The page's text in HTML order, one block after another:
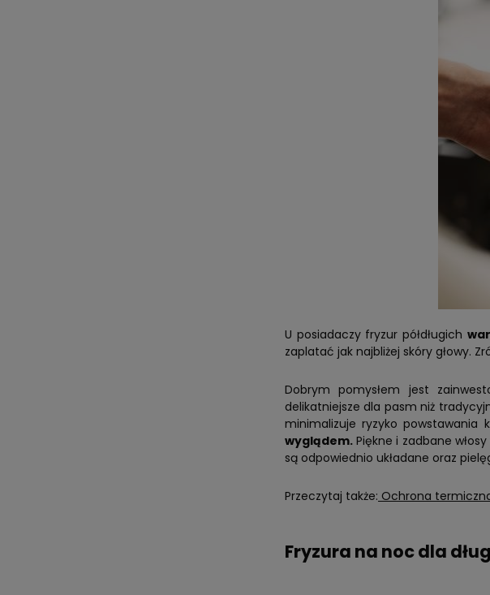
U posiadaczy fryzur półdługich
zaplatać jak najbliżej skóry głowy.
Dobrym pomysłem jest
delikatniejsze dla pasm niż
minimalizuje ryzyko powstawania
wyglądem. Piękne i zadbane
są odpowiednio układane oraz
Przeczytaj także: Ochrona
Fryzura na noc dla